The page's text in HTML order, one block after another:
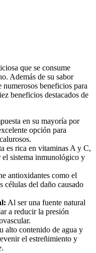
que se consume
Además de su sabor
beneficios para
beneficios destacados de
en su mayoría por
opción para
es rica en vitaminas A y C,
el sistema inmunológico y
antioxidantes como el
células del daño causado
Al ser una fuente natural
a reducir la presión
alto contenido de agua y
el estreñimiento y